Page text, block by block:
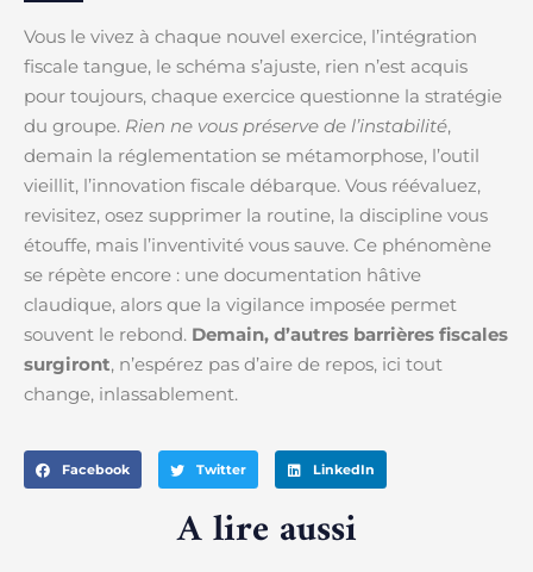
Vous le vivez à chaque nouvel exercice, l’intégration
fiscale tangue, le schéma s’ajuste, rien n’est acquis
pour toujours, chaque exercice questionne la stratégie
du groupe. Rien ne vous préserve de l’instabilité,
demain la réglementation se métamorphose, l’outil
vieillit, l’innovation fiscale débarque. Vous réévaluez,
revisitez, osez supprimer la routine, la discipline vous
étouffe, mais l’inventivité vous sauve. Ce phénomène
se répète encore : une documentation hâtive
claudique, alors que la vigilance imposée permet
souvent le rebond. Demain, d’autres barrières fiscales
surgiront, n’espérez pas d’aire de repos, ici tout
change, inlassablement.
Facebook Twitter LinkedIn
A lire aussi